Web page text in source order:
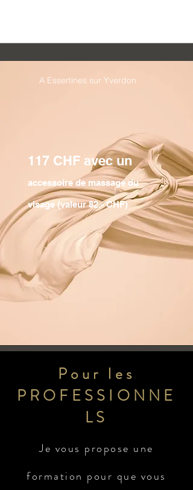
A Essertines sur Yverdon
117 CHF avec un
accessoire de massage du
visage (valeur 82.- CHF)
Pour les
PROFESSIONNE
LS
Je vous propose une
formation pour que vous